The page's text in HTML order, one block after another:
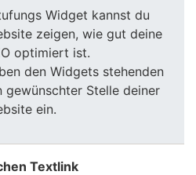
Widget kannst du
zeigen, wie gut deine
optimiert ist.
den Widgets stehenden
gewünschter Stelle deiner
ein.
Textlink